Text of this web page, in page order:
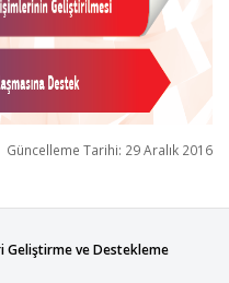
Güncelleme Tarihi: 29 Aralık 2016
Geliştirme ve Destekleme